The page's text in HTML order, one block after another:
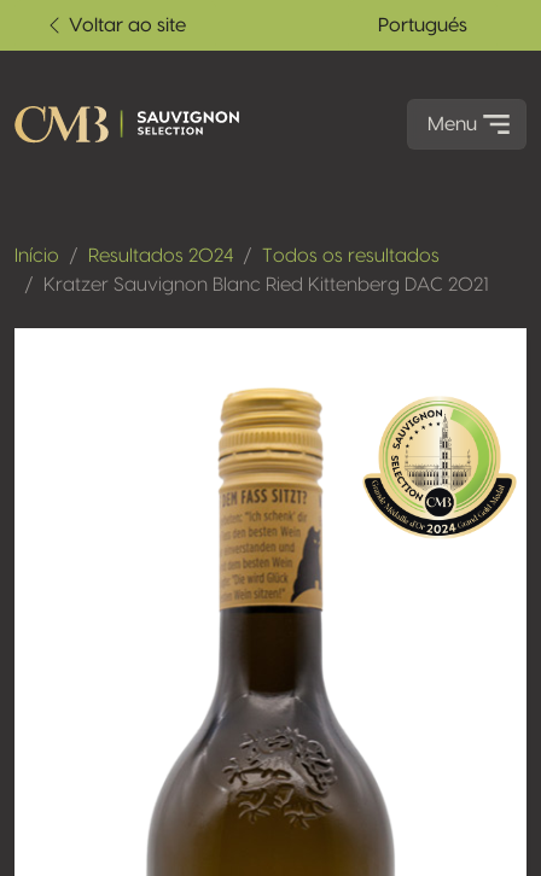
Voltar ao site Portugués
Menu
Início Resultados 2024
Todos os resultados
Kratzer Sauvignon Blanc Ried Kittenberg DAC 2021